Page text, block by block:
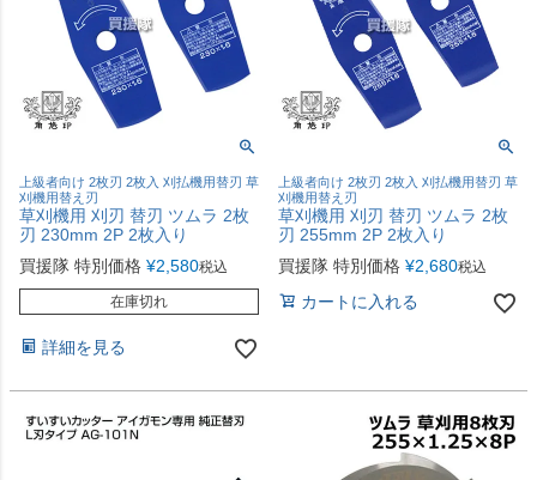
上級者向け 2枚刃 2枚入 刈払機用替刃 草
刈機用替え刃
草刈機用 刈刃 替刃 ツムラ 2枚
刃 230mm 2P 2枚入り
買援隊 特別価格 ¥2,580税込
在庫切れ
詳細を見る
上級者向け 2枚刃 2枚入 刈払機用替刃 草
刈機用替え刃
草刈機用 刈刃 替刃 ツムラ 2枚
刃 255mm 2P 2枚入り
買援隊 特別価格 ¥2,680税込
カートに入れる